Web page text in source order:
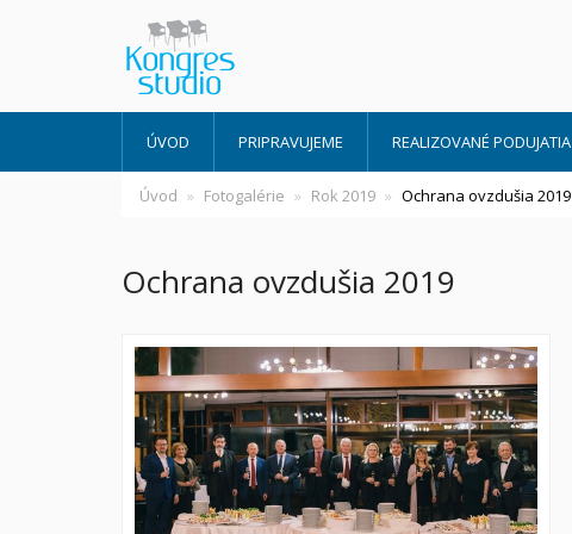
ÚVOD PRIPRAVUJEME REALIZOVANÉ PODUJATIA
Úvod Fotogalérie Rok 2019 Ochrana ovzdušia 2019
Ochrana ovzdušia 2019